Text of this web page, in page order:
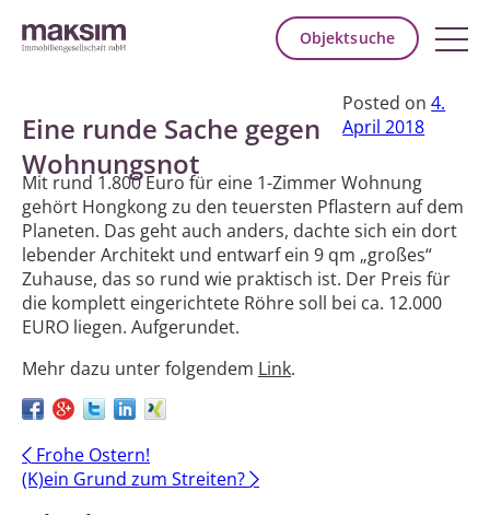
Objektsuche
Eine runde Sache gegen
Wohnungsnot
Posted on4.
April 2018
Mit rund 1.800 Euro für eine 1-Zimmer Wohnung
gehört Hongkong zu den teuersten Pflastern auf dem
Planeten. Das geht auch anders, dachte sich ein dort
lebender Architekt und entwarf ein 9 qm „großes“
Zuhause, das so rund wie praktisch ist. Der Preis für
die komplett eingerichtete Röhre soll bei ca. 12.000
EURO liegen. Aufgerundet.
Mehr dazu unter folgendem Link
Post
navigation
← Frohe Ostern!
(K)ein Grund zum Streiten? →